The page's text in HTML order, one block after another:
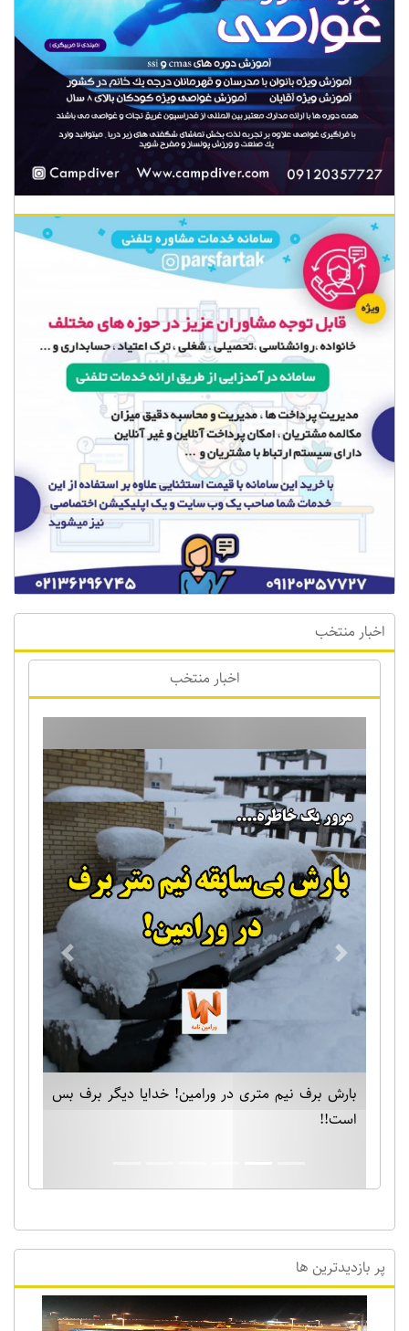
اخبار منتخب
اخبار منتخب
بارش برف نیم متری در ورامین! خدایا دیگر برف بس
است!!
Previous Next
پر بازدیدترین ها